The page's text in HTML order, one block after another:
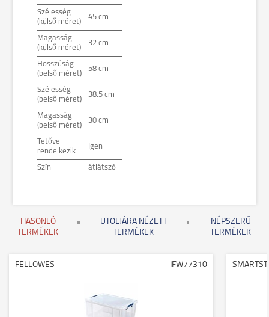
Szélesség
(külső méret)
45 cm
Magasság
(külső méret)
32 cm
Hosszúság
(belső méret)
58 cm
Szélesség
(belső méret)
38.5 cm
Magasság
(belső méret)
30 cm
Tetővel
rendelkezik
Igen
Szín átlátszó
HASONLÓ
TERMÉKEK
UTOLJÁRA NÉZETT
TERMÉKEK
NÉPSZERŰ
TERMÉKEK
FELLOWES IFW77310